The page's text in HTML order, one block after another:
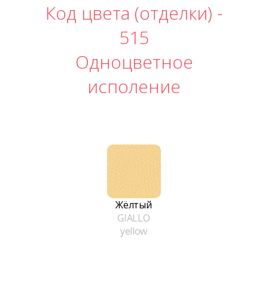
Код цвета (отделки) -
515
Одноцветное
исполение
Жёлтый
GIALLO
yellow